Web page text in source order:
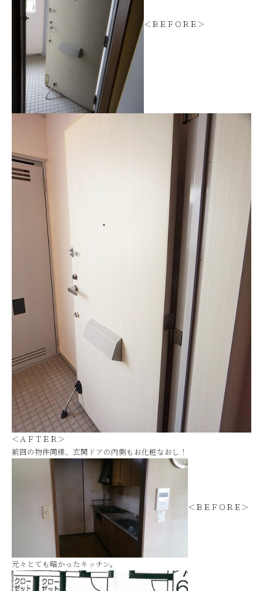
＜ＢＥＦＯＲＥ＞
＜ＡＦＴＥＲ＞
前回の物件同様、玄関ドアの内側もお化粧なおし！
＜ＢＥＦＯＲＥ＞
元々とても暗かったキッチン。